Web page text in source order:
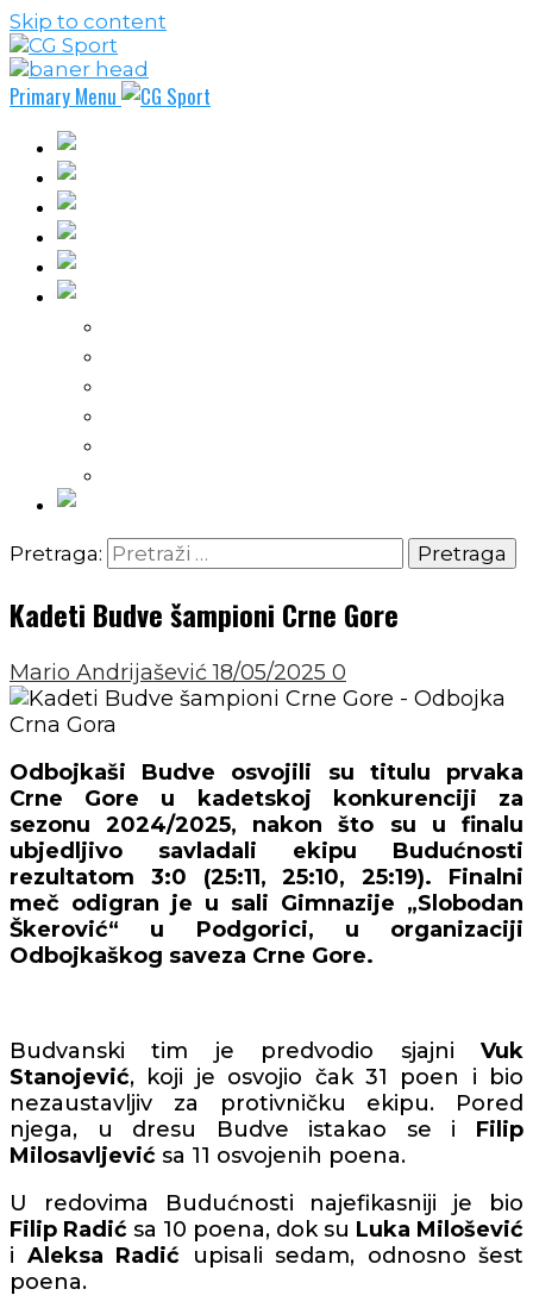
Skip to content
Primary Menu
Pretraga:
Kadeti Budve šampioni Crne Gore
Mario Andrijašević18/05/2025 0
Odbojkaši Budve osvojili su titulu prvaka
Crne Gore u kadetskoj konkurenciji za
sezonu 2024/2025, nakon što su u finalu
ubjedljivo savladali ekipu Budućnosti
rezultatom 3:0 (25:11, 25:10, 25:19). Finalni
meč odigran je u sali Gimnazije „Slobodan
Škerović“ u Podgorici, u organizaciji
Odbojkaškog saveza Crne Gore.
Budvanski tim je predvodio sjajni Vuk
Stanojević, koji je osvojio čak 31 poen i bio
nezaustavljiv za protivničku ekipu. Pored
njega, u dresu Budve istakao se i Filip
Milosavljević sa 11 osvojenih poena.
U redovima Budućnosti najefikasniji je bio
Filip Radić sa 10 poena, dok su Luka Milošević
i Aleksa Radić upisali sedam, odnosno šest
poena.